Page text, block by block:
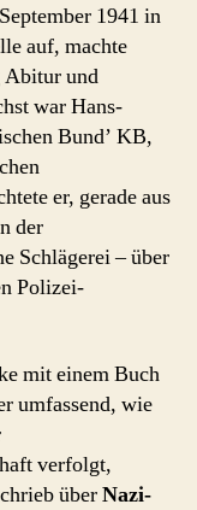
1941 in
auf, machte
Abitur und
war Hans-
Bund’ KB,
er, gerade aus
der
Schlägerei – über
Polizei-
mit einem Buch
umfassend, wie
verfolgt,
überNazi-